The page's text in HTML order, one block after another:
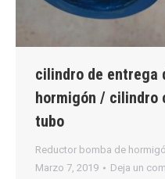
cilindro de entrega
hormigón / cilindro
tubo
Reductor bomba de
Marzo 7, 2019
Deja un